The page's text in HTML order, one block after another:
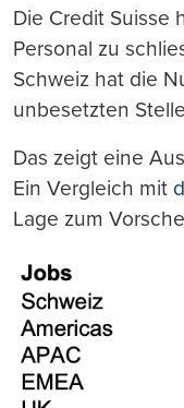
Die Credit Suisse
Personal zu
Schweiz hat die
unbesetzten
Das zeigt eine
Ein Vergleich mit
Lage zum